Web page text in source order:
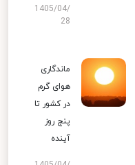
1405/04/
28
ماندگاری
هوای گرم
در کشور تا
پنج روز
آینده